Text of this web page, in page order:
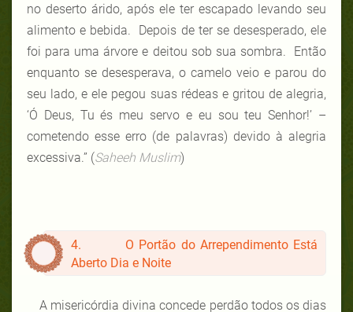
no deserto árido, após ele ter escapado levando seu
alimento e bebida. Depois de ter se desesperado, ele
foi para uma árvore e deitou sob sua sombra. Então
enquanto se desesperava, o camelo veio e parou do
seu lado, e ele pegou suas rédeas e gritou de alegria,
‘Ó Deus, Tu és meu servo e eu sou teu Senhor!’ –
cometendo esse erro (de palavras) devido à alegria
excessiva.” (Saheeh Muslim)
4. O Portão do Arrependimento Está
Aberto Dia e Noite
A misericórdia divina concede perdão todos os dias